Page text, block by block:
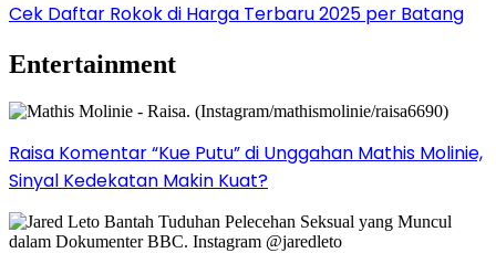
Cek Daftar Rokok di Harga Terbaru 2025 per Batang
Entertainment
Raisa Komentar “Kue Putu” di Unggahan Mathis Molinie,
Sinyal Kedekatan Makin Kuat?